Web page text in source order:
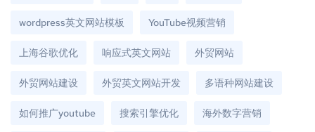
wordpress英文网站模板 YouTube视频营销
上海谷歌优化 响应式英文网站 外贸网站
外贸网站建设 外贸英文网站开发 多语种网站建设
如何推广youtube 搜索引擎优化 海外数字营销